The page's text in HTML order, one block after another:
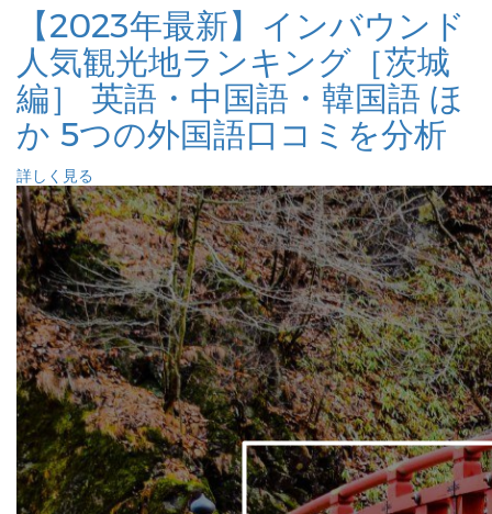
【2023年最新】インバウンド
人気観光地ランキング［茨城
編］ 英語・中国語・韓国語 ほ
か 5つの外国語口コミを分析
詳しく見る